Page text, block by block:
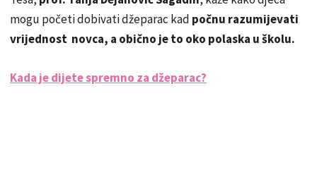
mogu početi dobivati džeparac kad počnu razumijevati
vrijednost novca, a obično je to oko polaska u školu.
Kada je dijete spremno za džeparac?